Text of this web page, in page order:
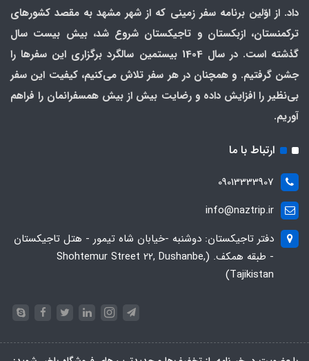
داد. از اوّلین برنامه سفر زمینی که از شهر مشهد به مقصد کشورهای
ترکمنستان، ازبکستان و تاجیکستان شروع شد، بیش بیست سال
گذشته است. در سال 1404 بیستمین سالگرد برگزاری این سفرها را
جشن گرفتیم. و همچنان در هر سفر تلاش می‌کنیم، کیفیت این سفر
بی‌نظیر را افزایش داده و رضایت بیش از بیش همسفرانمان را فراهم
آوریم.
ارتباط با ما
09013333907
info@naztrip.ir
دفتر تاجیکستان: دوشنبه -خیابان شاه تیمور - هتل تاجیکستان
- طبقه همکف. (Shohtemur Street 22, Dushanbe,
Tajikistan)